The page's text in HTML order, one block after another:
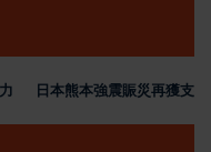
日本熊本強震賑災再獲支持 台